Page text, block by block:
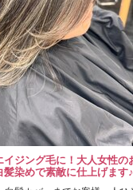
ジング毛に！大人女性の
染めで素敵に仕上げます♪